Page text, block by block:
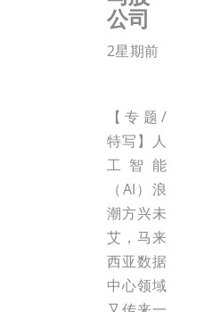
公司
2星期前
【专题/
特写】人
工智能
（AI）浪
潮方兴未
艾，马来
西亚数据
中心领域